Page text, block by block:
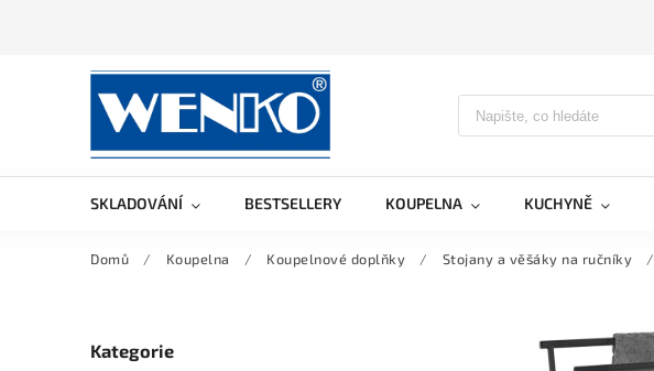
SKLADOVÁNÍ BESTSELLERY KOUPELNA KUCHYNĚ
Domů / Koupelna / Koupelnové doplňky / Stojany a věšáky na ručníky /
Kategorie